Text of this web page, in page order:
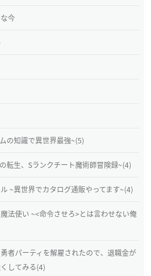
今
の知識で異世界最強~(5)
転生、Sランクチート魔術師冒険録~(4)
~異世界でカタログ通販やってます~(4)
法使い ~<命令させろ>とは言わせない俺
者パーティを解雇されたので、退職金が
してみる(4)